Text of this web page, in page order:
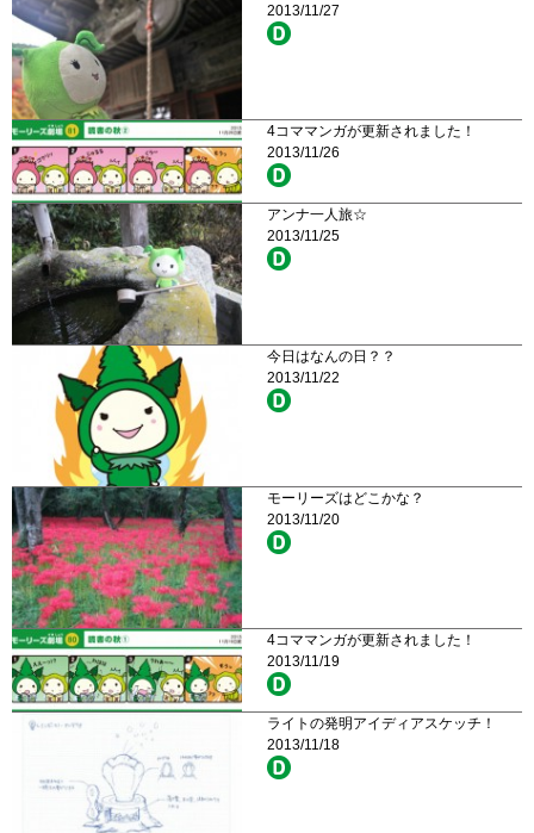
2013/11/27
4コママンガが更新されました！
2013/11/26
アンナ一人旅☆
2013/11/25
今日はなんの日？？
2013/11/22
モーリーズはどこかな？
2013/11/20
4コママンガが更新されました！
2013/11/19
ライトの発明アイディアスケッチ！
2013/11/18